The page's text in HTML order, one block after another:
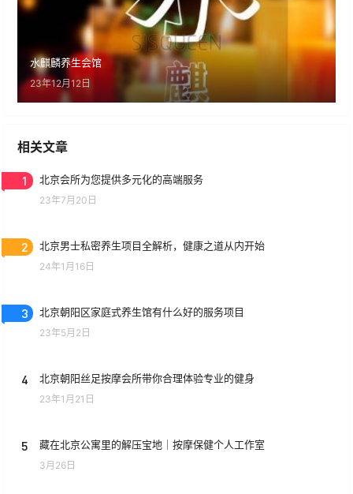
水麒麟养生会馆
23年12月12日
相关文章
1 北京会所为您提供多元化的高端服务
23年7月20日
2 北京男士私密养生项目全解析，健康之道从内开始
24年1月16日
3 北京朝阳区家庭式养生馆有什么好的服务项目
23年5月2日
4 北京朝阳丝足按摩会所带你合理体验专业的健身
23年1月21日
5 藏在北京公寓里的解压宝地｜按摩保健个人工作室
3月26日